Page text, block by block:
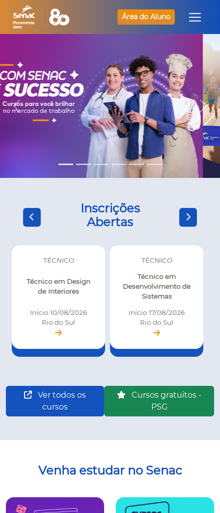
Área do Aluno
Inscrições
Abertas
TÉCNICO
Técnico em Design
de Interiores
Início 10/08/2026
Rio do Sul
TÉCNICO
Técnico em
Desenvolvimento de
Sistemas
Início 17/08/2026
Rio do Sul
Ver todos os
cursos
Cursos gratuitos -
PSG
Venha estudar no Senac